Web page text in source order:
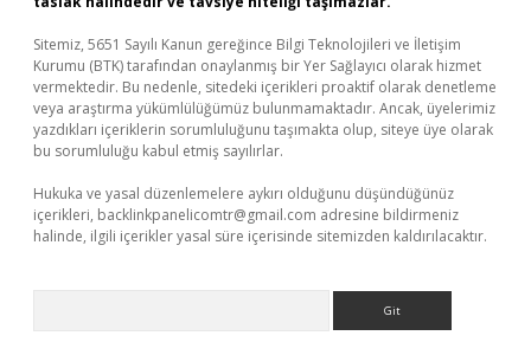
Sitemiz, 5651 Sayılı Kanun gereğince Bilgi Teknolojileri ve İletişim
Kurumu (BTK) tarafından onaylanmış bir Yer Sağlayıcı olarak hizmet
vermektedir. Bu nedenle, sitedeki içerikleri proaktif olarak denetleme
veya araştırma yükümlülüğümüz bulunmamaktadır. Ancak, üyelerimiz
yazdıkları içeriklerin sorumluluğunu taşımakta olup, siteye üye olarak
bu sorumluluğu kabul etmiş sayılırlar.
Hukuka ve yasal düzenlemelere aykırı olduğunu düşündüğünüz
içerikleri, backlinkpanelicomtr@gmail.com adresine bildirmeniz
halinde, ilgili içerikler yasal süre içerisinde sitemizden kaldırılacaktır.